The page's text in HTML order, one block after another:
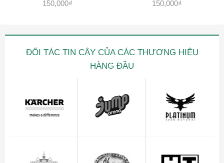
150,000₫
150,000₫
ĐỐI TÁC TIN CẬY CỦA CÁC THƯƠNG HIỆU
HÀNG ĐẦU